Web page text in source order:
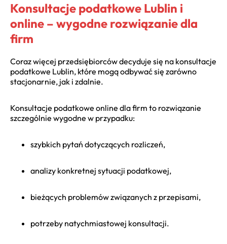
Konsultacje podatkowe Lublin i
online – wygodne rozwiązanie dla
firm
Coraz więcej przedsiębiorców decyduje się na konsultacje
podatkowe Lublin, które mogą odbywać się zarówno
stacjonarnie, jak i zdalnie.
Konsultacje podatkowe online dla firm to rozwiązanie
szczególnie wygodne w przypadku:
szybkich pytań dotyczących rozliczeń,
analizy konkretnej sytuacji podatkowej,
bieżących problemów związanych z przepisami,
potrzeby natychmiastowej konsultacji.